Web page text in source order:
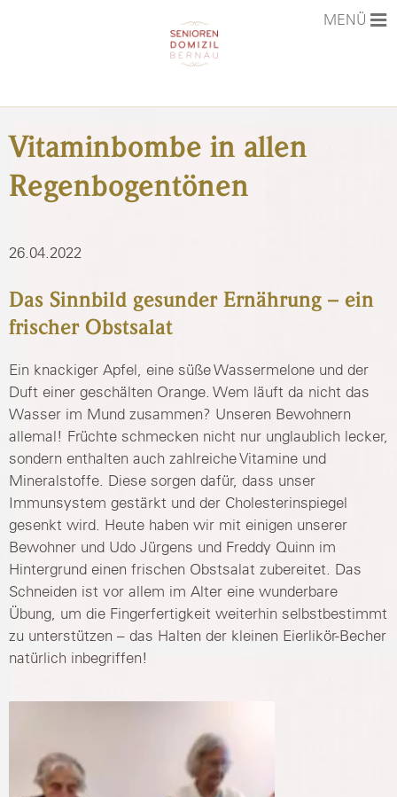
MENÜ
AKTUELLES
PHILOSOPHIE
KARRIERE
Vitaminbombe in allen
Regenbogentönen
26.04.2022
Das Sinnbild gesunder Ernährung – ein
frischer Obstsalat
Ein knackiger Apfel, eine süße Wassermelone und der
Duft einer geschälten Orange. Wem läuft da nicht das
Wasser im Mund zusammen? Unseren Bewohnern
allemal! Früchte schmecken nicht nur unglaublich lecker,
sondern enthalten auch zahlreiche Vitamine und
Mineralstoffe. Diese sorgen dafür, dass unser
Immunsystem gestärkt und der Cholesterinspiegel
gesenkt wird. Heute haben wir mit einigen unserer
Bewohner und Udo Jürgens und Freddy Quinn im
Hintergrund einen frischen Obstsalat zubereitet. Das
Schneiden ist vor allem im Alter eine wunderbare
Übung, um die Fingerfertigkeit weiterhin selbstbestimmt
zu unterstützen – das Halten der kleinen Eierlikör-Becher
natürlich inbegriffen!